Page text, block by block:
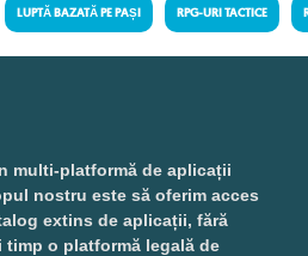
LUPTĂ BAZATĂ PE PAȘI RPG-URI TACTICE
multi-platformă de aplicații
nostru este să oferim acces
extins de aplicații, fără
o platformă legală de